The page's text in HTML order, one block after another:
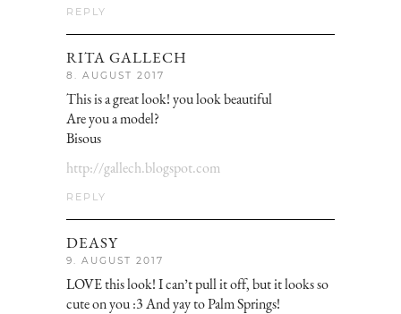
REPLY
RITA GALLECH
8. AUGUST 2017
This is a great look! you look beautiful
Are you a model?
Bisous
http://gallech.blogspot.com
REPLY
DEASY
9. AUGUST 2017
LOVE this look! I can’t pull it off, but it looks so
cute on you :3 And yay to Palm Springs!